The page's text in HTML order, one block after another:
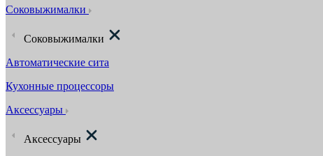
Соковыжималки
Соковыжималки
Автоматические сита
Кухонные процессоры
Аксессуары
Аксессуары